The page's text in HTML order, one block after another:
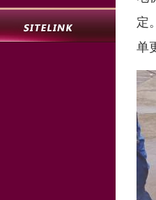
定
单